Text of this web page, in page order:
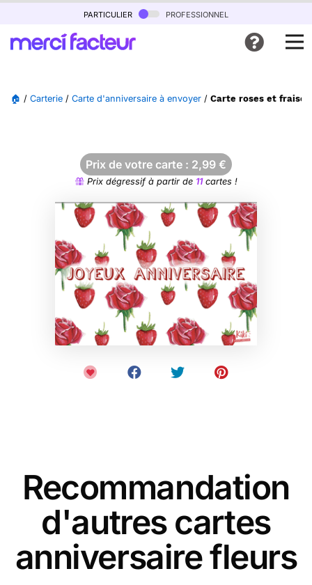
particulier professionnel
🏠 / Carterie / Carte d'anniversaire à envoyer / Carte roses et
Prix de votre carte : 2,99 €
Prix dégressif à partir de 11cartes !
Recommandation
d'autres cartes
anniversaire fleurs